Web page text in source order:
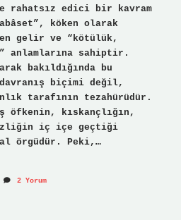
rahatsız edici bir kavram
köken olarak
gelir ve “kötülük,
anlamlarına sahiptir.
bakıldığında bu
biçimi değil,
tarafının tezahürüdür.
öfkenin, kıskançlığın,
iç içe geçtiği
örgüdür. Peki,…
2 Yorum